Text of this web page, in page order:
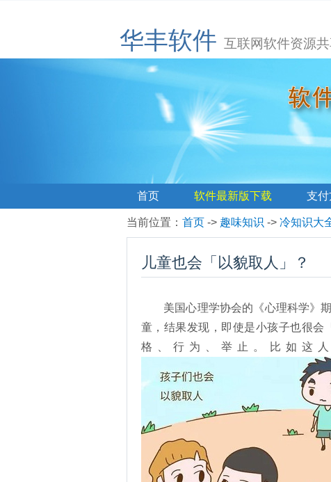
华丰软件 互联网软件资源
首页 软件最新版下载 支
当前位置 ： 首页 -> 趣味知识 -> 冷知识大
儿童也会「以貌取人」？
美国心理学协会的《心理科学》
童，结果发现，即使是小孩子也很会
格、行为、举止。比如这